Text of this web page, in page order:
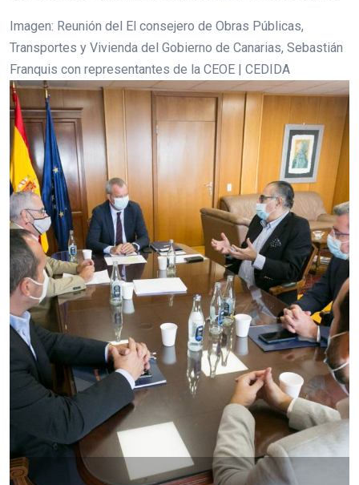
Imagen: Reunión del El consejero de Obras Públicas,
Transportes y Vivienda del Gobierno de Canarias, Sebastián
Franquis con representantes de la CEOE | CEDIDA